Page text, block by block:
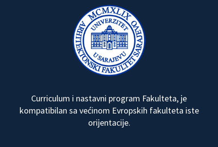
Curriculum i nastavni program Fakulteta, je
kompatibilan sa većinom Evropskih fakulteta iste
orijentacije.